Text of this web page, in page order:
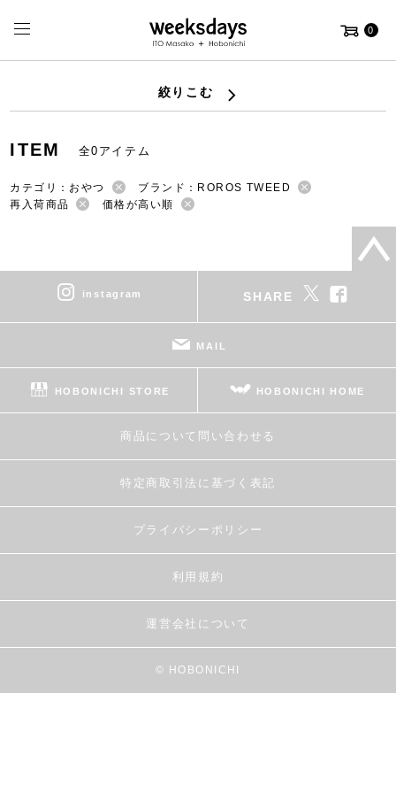
0
絞りこむ
ITEM 全0アイテム
カテゴリ：おやつ
ブランド：ROROS TWEED
再入荷商品
価格が高い順
instagram SHARE
MAIL
HOBONICHI STORE HOBONICHI HOME
商品について問い合わせる
特定商取引法に基づく表記
プライバシーポリシー
利用規約
運営会社について
© HOBONICHI